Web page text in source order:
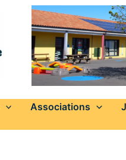
Associations